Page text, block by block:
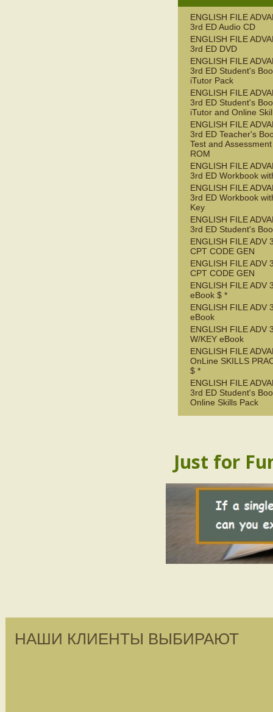
ENGLISH FILE
3rd ED Audio CD
ENGLISH FILE
3rd ED DVD
ENGLISH FILE
3rd ED Student's
iTutor Pack
ENGLISH FILE
3rd ED Student's
iTutor and Online
ENGLISH FILE
3rd ED Teacher's
Test and
ROM
ENGLISH FILE
3rd ED Workbook
ENGLISH FILE
3rd ED Workbook
Key
ENGLISH FILE
3rd ED Student's
ENGLISH FILE ADV
CPT CODE GEN
ENGLISH FILE ADV
CPT CODE GEN
ENGLISH FILE ADV
eBook $ *
ENGLISH FILE ADV
eBook
ENGLISH FILE ADV
W/KEY eBook
ENGLISH FILE
OnLine SKILLS
$ *
ENGLISH FILE
3rd ED Student's
Online Skills Pack
Just for
НАШИ КЛИЕНТЫ ВЫБИРАЮТ